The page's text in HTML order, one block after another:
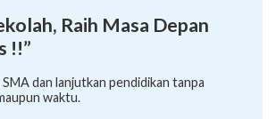
Raih Masa Depan
!!”
dan lanjutkan pendidikan tanpa
waktu.